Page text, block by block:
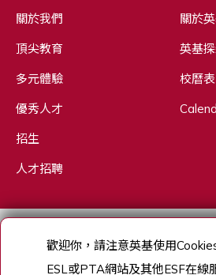
關於我們
頂尖教育
多元體驗
優秀人才
招生
人才招聘
關於
英基
校曆表
Copyright © English Schools Foundation.
歡迎你，請注意英基使用
ESL或PTA網站及其他ESF在線